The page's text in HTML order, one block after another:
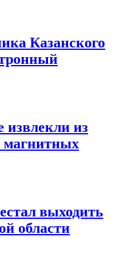
Казанского
извлекли из
магнитных
выходить
области